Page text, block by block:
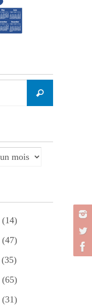
Recherche
(14)
(47)
(35)
(65)
(31)